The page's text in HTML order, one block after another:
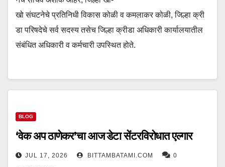
खो संघटनेचे प्रतिनिधी विकास कोळी व कमलाकर कोळी, जिल्हा क्री
डा परिषदेचे सर्व सदस्य तसेच जिल्हा क्रीडा अधिकारी कार्यालयातील
संबंधित अधिकारी व कर्मचारी उपस्थित होते.
BLOG
‘वेक अप ठाणेकर’चा आज डेटा सेंटरविरोधात एल्गार
JUL 17, 2026 BITTAMBATAMI.COM 0